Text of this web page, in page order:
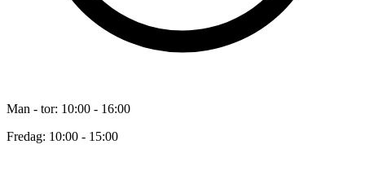
Man - tor: 10:00 - 16:00
Fredag: 10:00 - 15:00